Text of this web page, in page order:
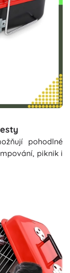
pohodlné
piknik i